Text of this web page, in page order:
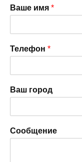
Ваше имя *
Телефон *
Ваш город
Сообщение